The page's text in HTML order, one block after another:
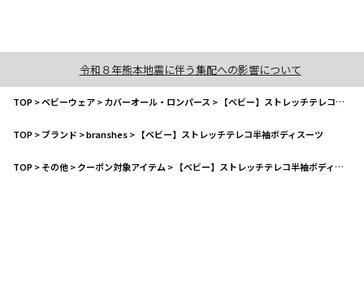
令和８年熊本地震に伴う集配への影響について
TOP>ベビーウェア>カバーオール・ロンパース > 【ベビー】ストレッチテレコ半袖ボディスーツ
TOP>ブランド >branshes> 【ベビー】ストレッチテレコ半袖ボディスーツ
TOP>その他>クーポン対象アイテム > 【ベビー】ストレッチテレコ半袖ボディスーツ